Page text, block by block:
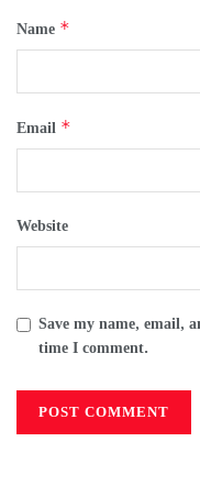
Name *
Email *
Website
Save my name, email,
time I comment.